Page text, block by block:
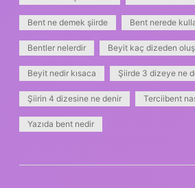
Bent ne demek şiirde Bent nerede
Bentler nelerdir Beyit kaç dizeden
Beyit nedir kısaca Şiirde 3 dizeye ne
Şiirin 4 dizesine ne denir Terciibent
Yazıda bent nedir